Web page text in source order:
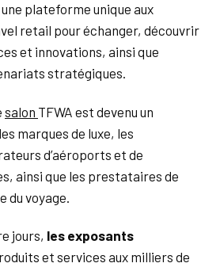
plateforme unique aux
retail pour échanger, découvrir
et innovations, ainsi que
stratégiques.
salon TFWA est devenu un
marques de luxe, les
d’aéroports et de
ainsi que les prestataires de
du voyage.
jours, les exposants
et services aux milliers de